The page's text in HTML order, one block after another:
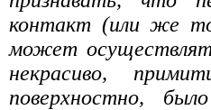
контакт (или же
может
некрасиво,
поверхностно,